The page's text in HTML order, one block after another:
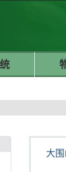
大